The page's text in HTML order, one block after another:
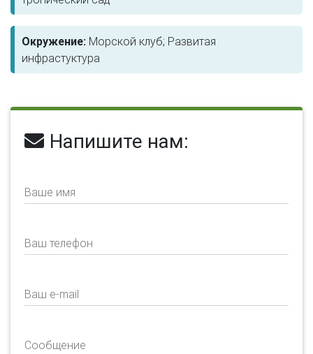
Окружение: Морской клуб; Развитая
инфрастуктура
Напишите нам:
Ваше имя
Ваш телефон
Ваш e-mail
Сообщение